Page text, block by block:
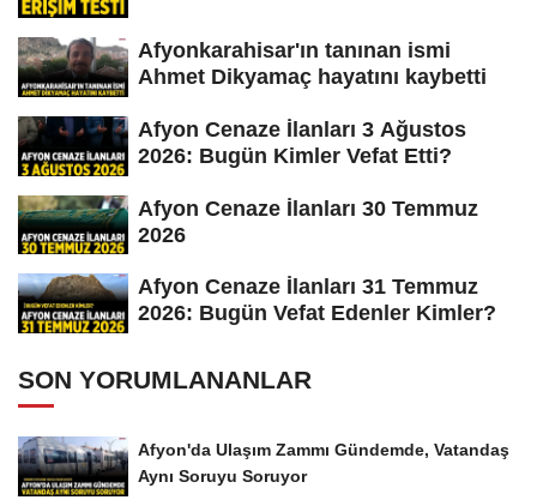
Afyonkarahisar'ın tanınan ismi
Ahmet Dikyamaç hayatını kaybetti
Afyon Cenaze İlanları 3 Ağustos
2026: Bugün Kimler Vefat Etti?
Afyon Cenaze İlanları 30 Temmuz
2026
Afyon Cenaze İlanları 31 Temmuz
2026: Bugün Vefat Edenler Kimler?
SON YORUMLANANLAR
Afyon'da Ulaşım Zammı Gündemde, Vatandaş
Aynı Soruyu Soruyor